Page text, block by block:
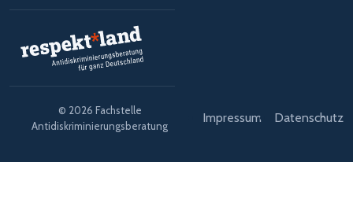
© 2026 Fachstelle
Antidiskriminierungsberatung
Impressum Datenschutz